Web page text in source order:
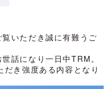
いただき誠に有難うご
話になり一日中TRM。
き強度ある内容となり